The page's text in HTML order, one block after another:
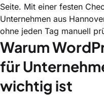
Seite. Mit einer festen
Unternehmen aus
ohne jeden Tag manuell
Warum
für
wichtig ist